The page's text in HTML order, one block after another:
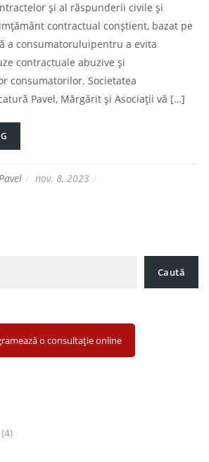
și al răspunderii civile și
contractual conștient, bazat pe
a consumatoruluipentru a evita
contractuale abuzive și
consumatorilor. Societatea
Pavel, Mărgărit și Asociații vă […]
nov. 8, 2023
Caută
o consultație online
(4)